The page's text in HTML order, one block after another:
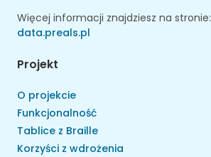
Więcej informacji znajdziesz na stronie:
data.preals.pl
Projekt
O projekcie
Funkcjonalność
Tablice z Braille
Korzyści z wdrożenia